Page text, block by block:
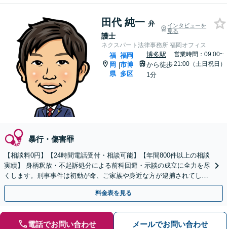
田代 純一 弁
護士
インタビューを
見る
ネクスパート法律事務所 福岡オフィス
福
岡
県
|
福岡
市博
多区
博多駅
から徒歩
1分
営業時間：09:00~
21:00（土日祝日）
暴行・傷害罪
【相談料0円】【24時間電話受付・相談可能】【年間800件以上の相談
実績】 身柄釈放・不起訴処分による前科回避・示談の成立に全力を尽
くします。刑事事件は初動が命、ご家族や身近な方が逮捕されてしま
ったら一刻も早くお電話ください。
料金表を見る
電話でお問い合わせ メールでお問い合わせ